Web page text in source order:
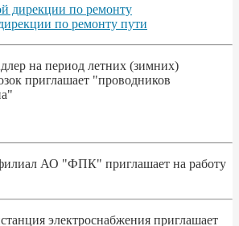
дирекции по ремонту
по ремонту пути
на период летних (зимних)
приглашает "проводников
АО "ФПК" приглашает на работу
электроснабжения приглашает